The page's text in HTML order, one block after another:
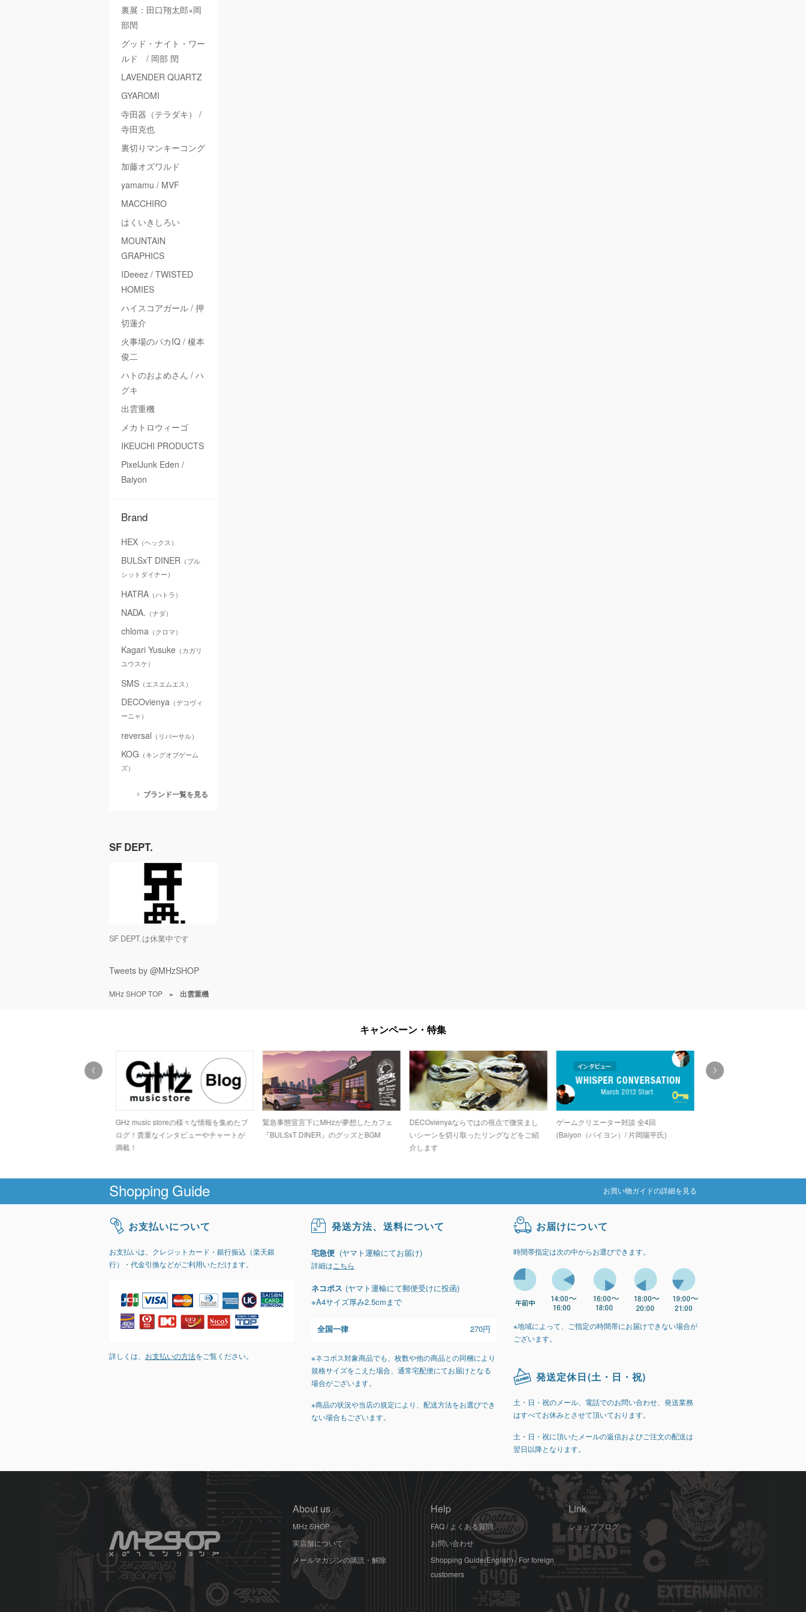
裏展：田口翔太郎×岡
部閏
グッド・ナイト・ワー
ルド / 岡部 閏
LAVENDER QUARTZ
GYAROMI
寺田器（テラダキ） /
寺田克也
裏切りマンキーコング
加藤オズワルド
yamamu / MVF
MACCHIRO
はくいきしろい
MOUNTAIN
GRAPHICS
IDeeez / TWISTED
HOMIES
ハイスコアガール / 押
切蓮介
火事場のバカIQ / 榎本
俊二
ハトのおよめさん / ハ
グキ
出雲重機
メカトロウィーゴ
IKEUCHI PRODUCTS
PixelJunk Eden /
Baiyon
Brand
HEX （ヘックス）
BULSxT DINER （ブル
シットダイナー）
HATRA （ハトラ）
NADA. （ナダ）
chloma （クロマ）
Kagari Yusuke （カガリ
ユウスケ）
SMS （エスエムエス）
DECOvienya （デコヴィ
ーニャ）
reversal （リバーサル）
KOG （キングオブゲーム
ズ）
ブランド一覧を見る
SF DEPT.
SF DEPT.は休業中です
Tweets by @MHzSHOP
MHz SHOP TOP » 出雲重機
キャンペーン・特集
GHz music storeの様々な情報を集めたブ
ログ！貴重なインタビューやチャートが
満載！
緊急事態宣言下にMHzが夢想したカフェ
『BULSxT DINER』のグッズとBGM
DECOvienyaならではの視点で微笑まし
いシーンを切り取ったリングなどをご紹
介します
ゲームクリエーター対談 全4回
(Baiyon（バイヨン）/ 片岡陽平氏)
Shopping Guide お買い物ガイドの詳細を見る
お支払いについて
お支払いは、クレジットカード・銀行振込（楽天銀
行）・代金引換などがご利用いただけます。
詳しくは、 お支払いの方法をご覧ください。
発送方法、送料について
宅急便 (ヤマト運輸にてお届け)
詳細は こちら
ネコポス (ヤマト運輸にて郵便受けに投函)
※A4サイズ厚み2.5cmまで
全国一律 270円
※ネコポス対象商品でも、枚数や他の商品との同梱により
規格サイズをこえた場合、通常宅配便にてお届けとなる
場合がございます。
※商品の状況や当店の規定により、配送方法をお選びでき
ない場合もございます。
お届けについて
時間帯指定は次の中からお選びできます。
※地域によって、ご指定の時間帯にお届けできない場合が
ございます。
発送定休日(土・日・祝)
土・日・祝のメール、電話でのお問い合わせ、発送業務
はすべてお休みとさせて頂いております。
土・日・祝に頂いたメールの返信およびご注文の配送は
翌日以降となります。
About us
MHz SHOP
実店舗について
メールマガジンの購読・解除
Help
FAQ / よくある質問
お問い合わせ
Shopping Guide(English) / For foreign
customers
Link
ショップブログ